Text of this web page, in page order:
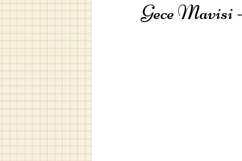
Gece